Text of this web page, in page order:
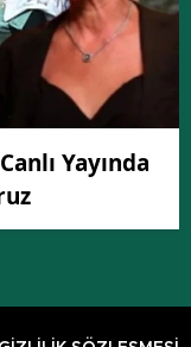
Yayında